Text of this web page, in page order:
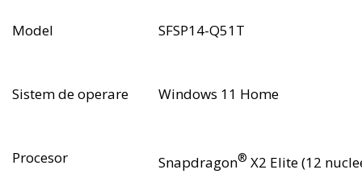
Model SFSP14-Q51T
Sistem de operare Windows 11 Home
Procesor Snapdragon® X2 Elite (12